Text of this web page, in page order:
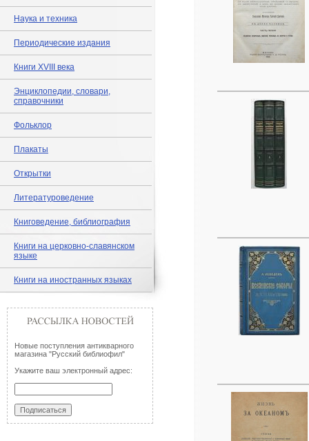
Наука и техника
Периодические издания
Книги XVIII века
Энциклопедии, словари,
справочники
Фольклор
Плакаты
Открытки
Литературоведение
Книговедение, библиография
Книги на церковно-славянском
языке
Книги на иностранных языках
Новые поступления антикварного
магазина "Русский библиофил"
Укажите ваш электронный адрес: